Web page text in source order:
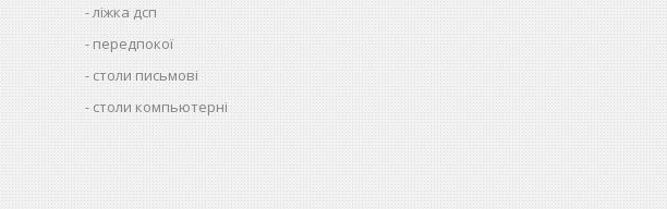
ліжка дсп
передпокої
столи письмові
столи компьютерні